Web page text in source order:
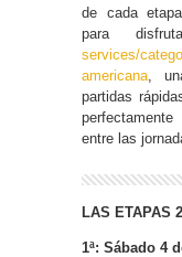
de cada
para
services/
americana ,
partidas
entre las
LAS ETAPAS
1ª: Sábado 4